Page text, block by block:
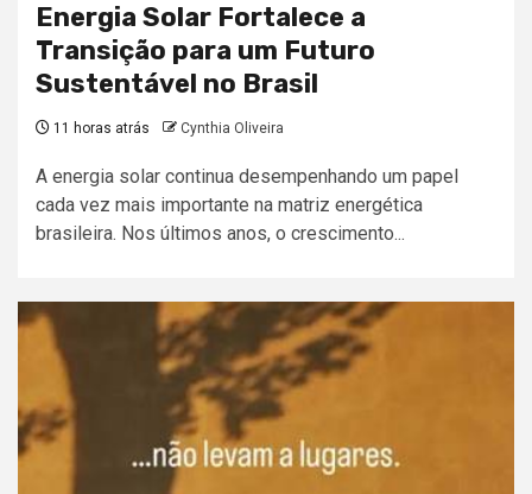
Energia Solar Fortalece a
Transição para um Futuro
Sustentável no Brasil
11 horas atrás Cynthia Oliveira
A energia solar continua desempenhando um papel
cada vez mais importante na matriz energética
brasileira. Nos últimos anos, o crescimento...